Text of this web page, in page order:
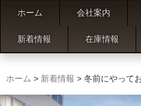
ホーム 会社案内
新着情報 在庫情報
ホーム > 新着情報 > 冬前にやって